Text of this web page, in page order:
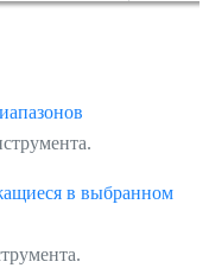
в выбранном